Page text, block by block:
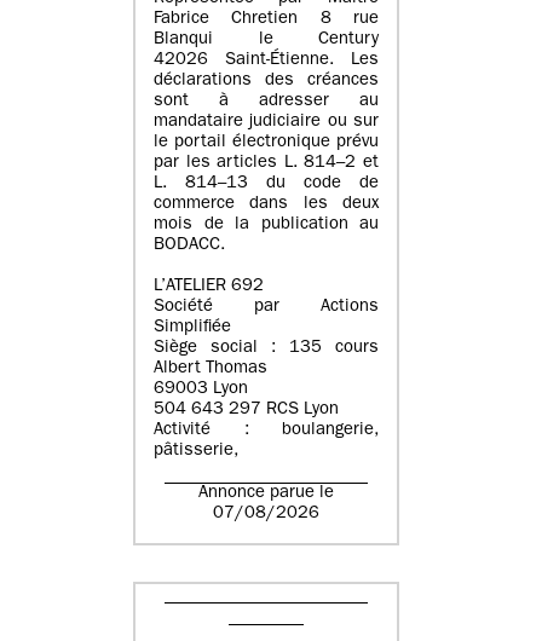
Fabrice Chretien 8 rue
Blanqui le Century
42026 Saint-Étienne. Les
déclarations des créances
sont à adresser au
mandataire judiciaire ou sur
le portail électronique prévu
par les articles L. 814–2 et
L. 814–13 du code de
commerce dans les deux
mois de la publication au
BODACC.
L’ATELIER 692
Société par Actions
Simplifiée
Siège social : 135 cours
Albert Thomas
69003 Lyon
504 643 297 RCS Lyon
Activité : boulangerie,
pâtisserie,
Annonce parue le
07/08/2026